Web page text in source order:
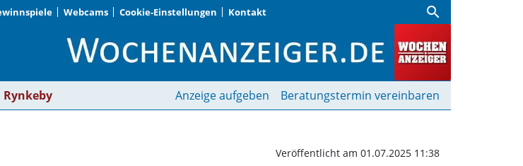
Webcams Cookie-Einstellungen Kontakt search
summt und brummt: Hohe
Rynkeby Anzeige aufgeben Beratungstermin vereinbaren
Veröffentlicht am 01.07.2025 11:38